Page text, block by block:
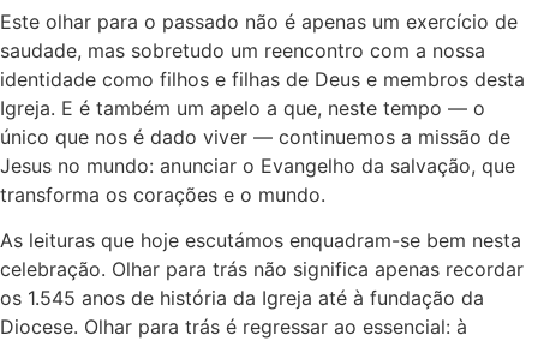
Este olhar para o passado não é apenas um exercício de
saudade, mas sobretudo um reencontro com a nossa
identidade como filhos e filhas de Deus e membros desta
Igreja. E é também um apelo a que, neste tempo — o
único que nos é dado viver — continuemos a missão de
Jesus no mundo: anunciar o Evangelho da salvação, que
transforma os corações e o mundo.
As leituras que hoje escutámos enquadram-se bem nesta
celebração. Olhar para trás não significa apenas recordar
os 1.545 anos de história da Igreja até à fundação da
Diocese. Olhar para trás é regressar ao essencial: à